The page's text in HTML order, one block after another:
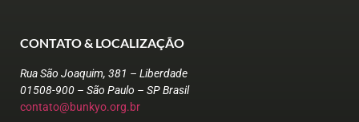
CONTATO & LOCALIZAÇÃO
Rua São Joaquim, 381 – Liberdade
01508-900 – São Paulo – SP Brasil
contato@bunkyo.org.br